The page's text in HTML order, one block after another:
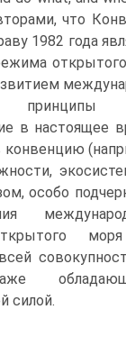
что
1982 года
в настоящее
особо
силой.